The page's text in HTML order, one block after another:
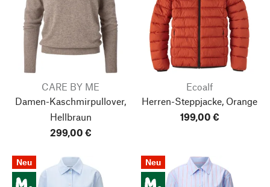
CARE BY ME
Damen-Kaschmirpullover,
Hellbraun
299,00 €
Ecoalf
Herren-Steppjacke, Orange
199,00 €
Neu Neu